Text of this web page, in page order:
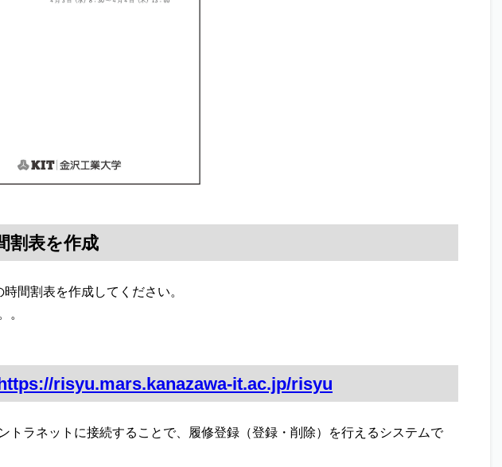
割表を作成
間割表を作成してください。
。
risyu.mars.kanazawa-it.ac.jp/risyu
トラネットに接続することで、履修登録（登録・削除）を行えるシステムで